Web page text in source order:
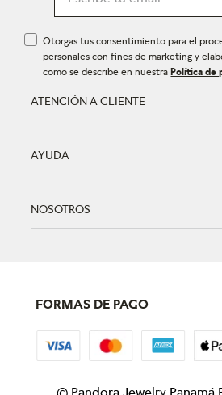
Otorgas tus consentimiento para el
personales con fines de marketing y
como se describe en nuestraPolítica de
ATENCIÓN A CLIENTE
AYUDA
NOSOTROS
FORMAS DE PAGO